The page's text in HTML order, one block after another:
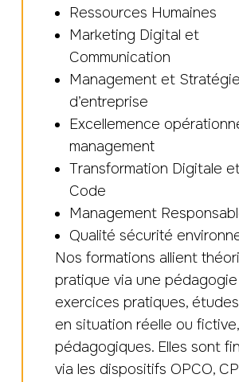
Ressources Humaines
Marketing Digital et
Communication
Management et
d’entreprise
Excellemence
management
Transformation Digitale
Code
Management
Qualité sécurité
Nos formations allient
pratique via une
exercices pratiques,
en situation réelle ou
pédagogiques. Elles sont
via les dispositifs OPCO,